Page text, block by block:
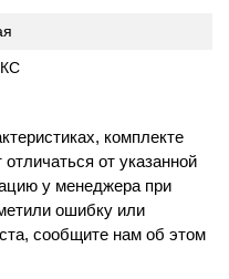
комплекте
от указанной
у менеджера при
ошибку или
сообщите нам об этом